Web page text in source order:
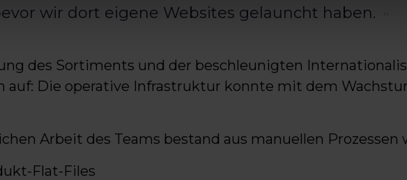
wir dort eigene Websites gelauncht haben.
des Sortiments und der beschleunigten
auf: Die operative Infrastruktur konnte mit dem
Arbeit des Teams bestand aus manuellen Prozessen
Flat-Files